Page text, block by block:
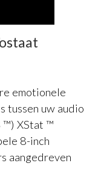
emotionele
tussen uw audio
™) XStat ™
8-inch
aangedreven